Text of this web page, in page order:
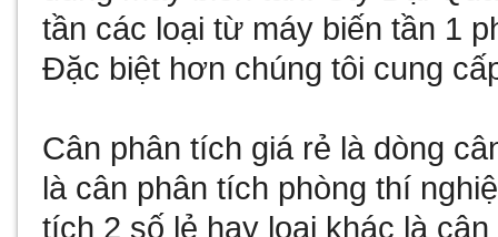
tần các loại từ máy biến tần 1
Đặc biệt hơn chúng tôi cung
Cân phân tích giá rẻ là dòng
là cân phân tích phòng thí
tích 2 số lẻ hay loại khác là cân